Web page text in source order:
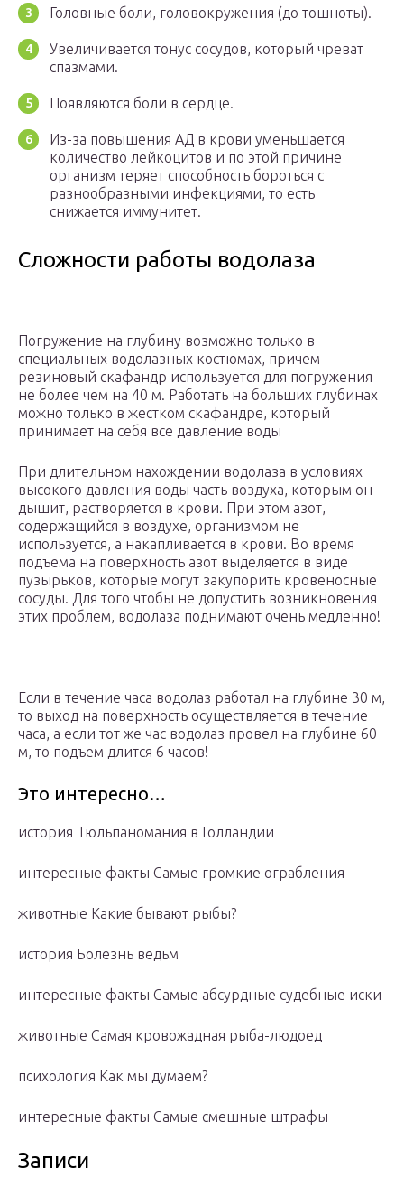
Головные боли, головокружения (до тошноты).
Увеличивается тонус сосудов, который чреват
спазмами.
Появляются боли в сердце.
Из-за повышения АД в крови уменьшается
количество лейкоцитов и по этой причине
организм теряет способность бороться с
разнообразными инфекциями, то есть
снижается иммунитет.
Сложности работы водолаза
Погружение на глубину возможно только в
специальных водолазных костюмах, причем
резиновый скафандр используется для погружения
не более чем на 40 м. Работать на больших глубинах
можно только в жестком скафандре, который
принимает на себя все давление воды
При длительном нахождении водолаза в условиях
высокого давления воды часть воздуха, которым он
дышит, растворяется в крови. При этом азот,
содержащийся в воздухе, организмом не
используется, а накапливается в крови. Во время
подъема на поверхность азот выделяется в виде
пузырьков, которые могут закупорить кровеносные
сосуды. Для того чтобы не допустить возникновения
этих проблем, водолаза поднимают очень медленно!
Если в течение часа водолаз работал на глубине 30 м,
то выход на поверхность осуществляется в течение
часа, а если тот же час водолаз провел на глубине 60
м, то подъем длится 6 часов!
Это интересно…
история Тюльпаномания в Голландии
интересные факты Самые громкие ограбления
животные Какие бывают рыбы?
история Болезнь ведьм
интересные факты Самые абсурдные судебные иски
животные Самая кровожадная рыба-людоед
психология Как мы думаем?
интересные факты Самые смешные штрафы
Записи